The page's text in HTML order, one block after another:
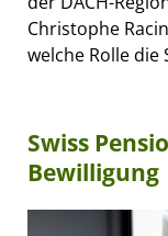
Christophe
welche Rolle die
Swiss
Bewilligung